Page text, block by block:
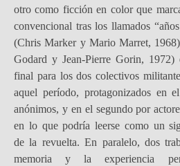
otro como ficción en color que
convencional tras los llamados
(Chris Marker y Mario Marret,
Godard y Jean-Pierre Gorin,
final para los dos colectivos
aquel período, protagonizados en
anónimos, y en el segundo por
en lo que podría leerse como un
de la revuelta. En paralelo, dos
memoria y la experiencia